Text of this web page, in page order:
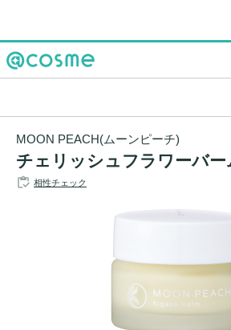
MOON PEACH(ムーンピーチ)
チェリッシュフラワーバー
相性チェック